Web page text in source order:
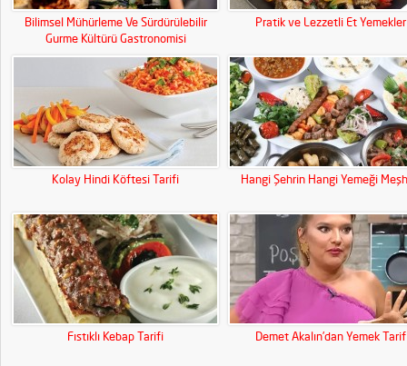
Bilimsel Mühürleme Ve Sürdürülebilir
Gurme Kültürü Gastronomisi
Pratik ve Lezzetli Et
Kolay Hindi Köftesi Tarifi Hangi Şehrin Hangi Yemeği
Fıstıklı Kebap Tarifi Demet Akalın’dan Yemek